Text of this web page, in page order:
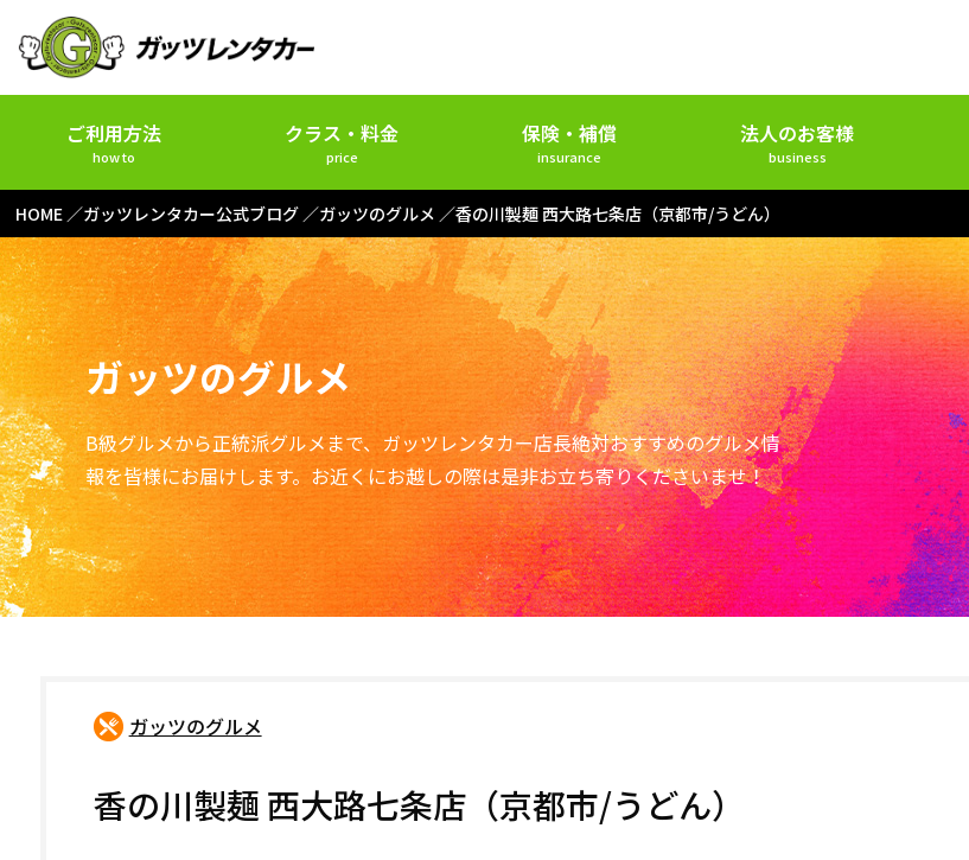
ご利用方法
how to
クラス・料金
price
保険・補償
insurance
法人のお客様
business
HOME ガッツレンタカー公式ブログ ガッツのグルメ 香の川製麺 西大路七条店（京都市/うどん）
ガッツのグルメ
B級グルメから正統派グルメまで、ガッツレンタカー店長絶対おすすめのグルメ情
報を皆様にお届けします。お近くにお越しの際は是非お立ち寄りくださいませ！
ガッツのグルメ
香の川製麺 西大路七条店（京都市/うどん）